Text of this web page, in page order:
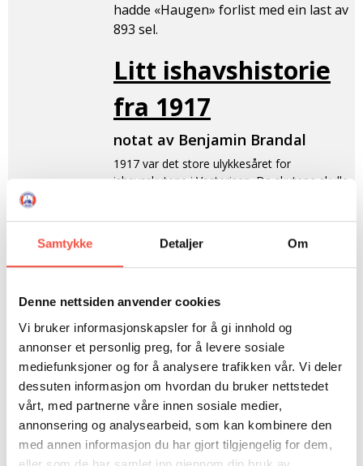
Samtykke Detaljer Om
Denne nettsiden anvender cookies
Vi bruker informasjonskapsler for å gi innhold og
annonser et personlig preg, for å levere sosiale
mediefunksjoner og for å analysere trafikken vår. Vi deler
dessuten informasjon om hvordan du bruker nettstedet
vårt, med partnerne våre innen sosiale medier,
annonsering og analysearbeid, som kan kombinere den
med annen informasjon du har gjort tilgjengelig for dem,
hadde «Haugen» forlist med ein last av
893 sel.
Litt ishavshistorie
fra 1917
notat av Benjamin Brandal
1917 var det store ulykkesåret for
ishavsskutene i Vesterisen. Da skutene skulle
enten dere vil gå i Vesterisen eller
Danskestredet!
Johan Runne som var skipper på S.S
som førte S.S ”Haugen” valgte å gå tidlig til
Danskestredet.
Første dagene av mai gikk vi ut fra Ålesund og
satte kurs for den 68 grader N.B. Da vi kom
inn under isen gikk vi vest langs iskanten og så
etter fangst og mulig vrakgods efter de
forliste selfangere. Vi fortsatte da vestover og
var like ned på den 62 gr. N. Br. Men intet